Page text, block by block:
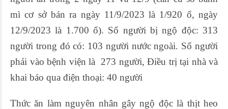
mì cơ sở bán ra ngày 11/9/2023 là 1/920 ổ, ngày
12/9/2023 là 1.700 ổ). Số người bị ngộ độc: 313
người trong đó có: 103 người nước ngoài. Số người
phải vào bệnh viện là 273 người, Điều trị tại nhà và
khai báo qua điện thoại: 40 người
Thức ăn làm nguyên nhân gây ngộ độc là thịt heo